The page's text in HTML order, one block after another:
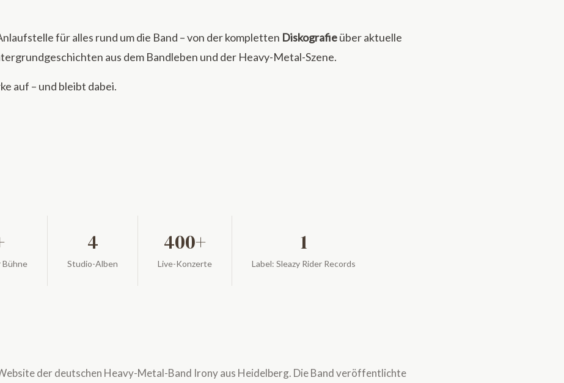
für alles rund um die Band – von der kompletten Diskografieüber aktuelle
aus dem Bandleben und der Heavy-Metal-Szene.
auf – und bleibt dabei.
Bühne
4
Studio-Alben
400+
Live-Konzerte
1
Label: Sleazy Rider Records
der deutschen Heavy-Metal-Band Irony aus Heidelberg. Die Band veröffentlichte